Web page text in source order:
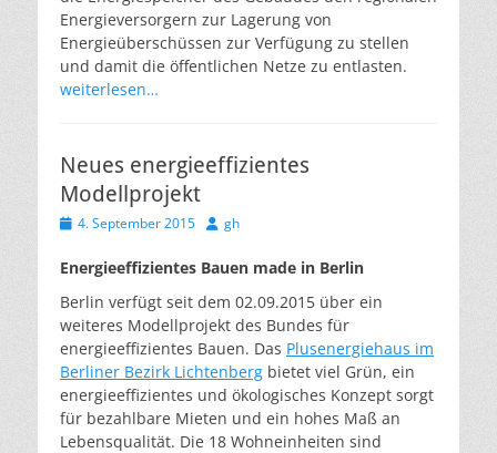
Energieversorgern zur Lagerung von
Energieüberschüssen zur Verfügung zu stellen
und damit die öffentlichen Netze zu entlasten.
weiterlesen…
Neues energieeffizientes
Modellprojekt
Veröffentlicht
4. September 2015 Autor
gh
Energieeffizientes Bauen made in Berlin
Berlin verfügt seit dem 02.09.2015 über ein
weiteres Modellprojekt des Bundes für
energieeffizientes Bauen. Das Plusenergiehaus im
Berliner Bezirk Lichtenberg bietet viel Grün, ein
energieeffizientes und ökologisches Konzept sorgt
für bezahlbare Mieten und ein hohes Maß an
Lebensqualität. Die 18 Wohneinheiten sind